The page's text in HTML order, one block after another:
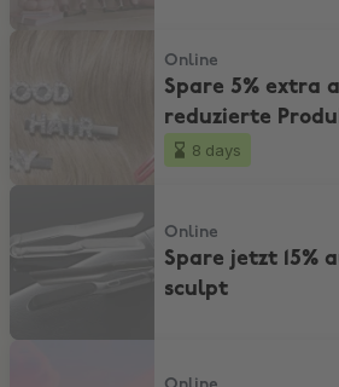
Online
Spare 5% extra
reduzierte
8 days
Spare jetzt 15% auf den neuen ghd sculpt
Online
Spare jetzt 15%
sculpt